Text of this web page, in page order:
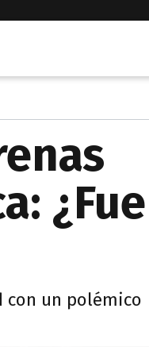
¿Fue
con un polémico